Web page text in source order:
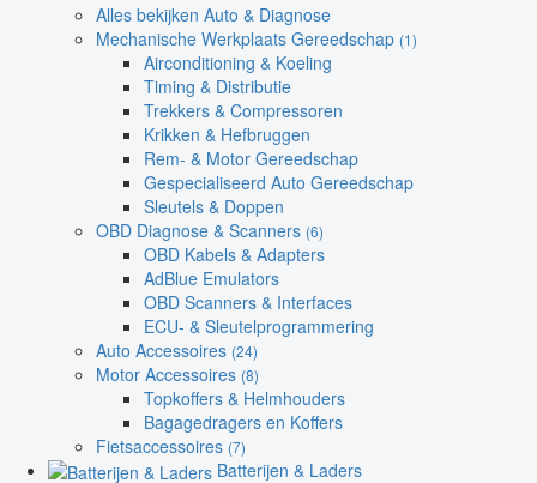
Alles bekijken Auto & Diagnose
Mechanische Werkplaats Gereedschap (1)
Airconditioning & Koeling
Timing & Distributie
Trekkers & Compressoren
Krikken & Hefbruggen
Rem- & Motor Gereedschap
Gespecialiseerd Auto Gereedschap
Sleutels & Doppen
OBD Diagnose & Scanners (6)
OBD Kabels & Adapters
AdBlue Emulators
OBD Scanners & Interfaces
ECU- & Sleutelprogrammering
Auto Accessoires (24)
Motor Accessoires (8)
Topkoffers & Helmhouders
Bagagedragers en Koffers
Fietsaccessoires (7)
Batterijen & Laders